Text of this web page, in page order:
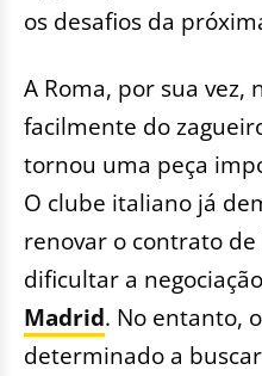
os desafios da
A Roma, por sua vez,
facilmente do
tornou uma peça
O clube italiano já
renovar o contrato
dificultar a
Madrid. No entanto,
determinado a